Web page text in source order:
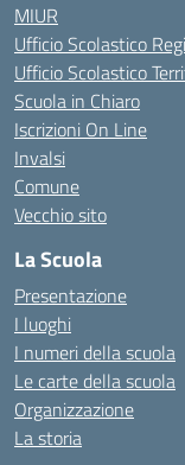
MIUR
Ufficio Scolastico
Ufficio Scolastico
Scuola in Chiaro
Iscrizioni On Line
Invalsi
Comune
Vecchio sito
La Scuola
Presentazione
I luoghi
I numeri della scuola
Le carte della scuola
Organizzazione
La storia